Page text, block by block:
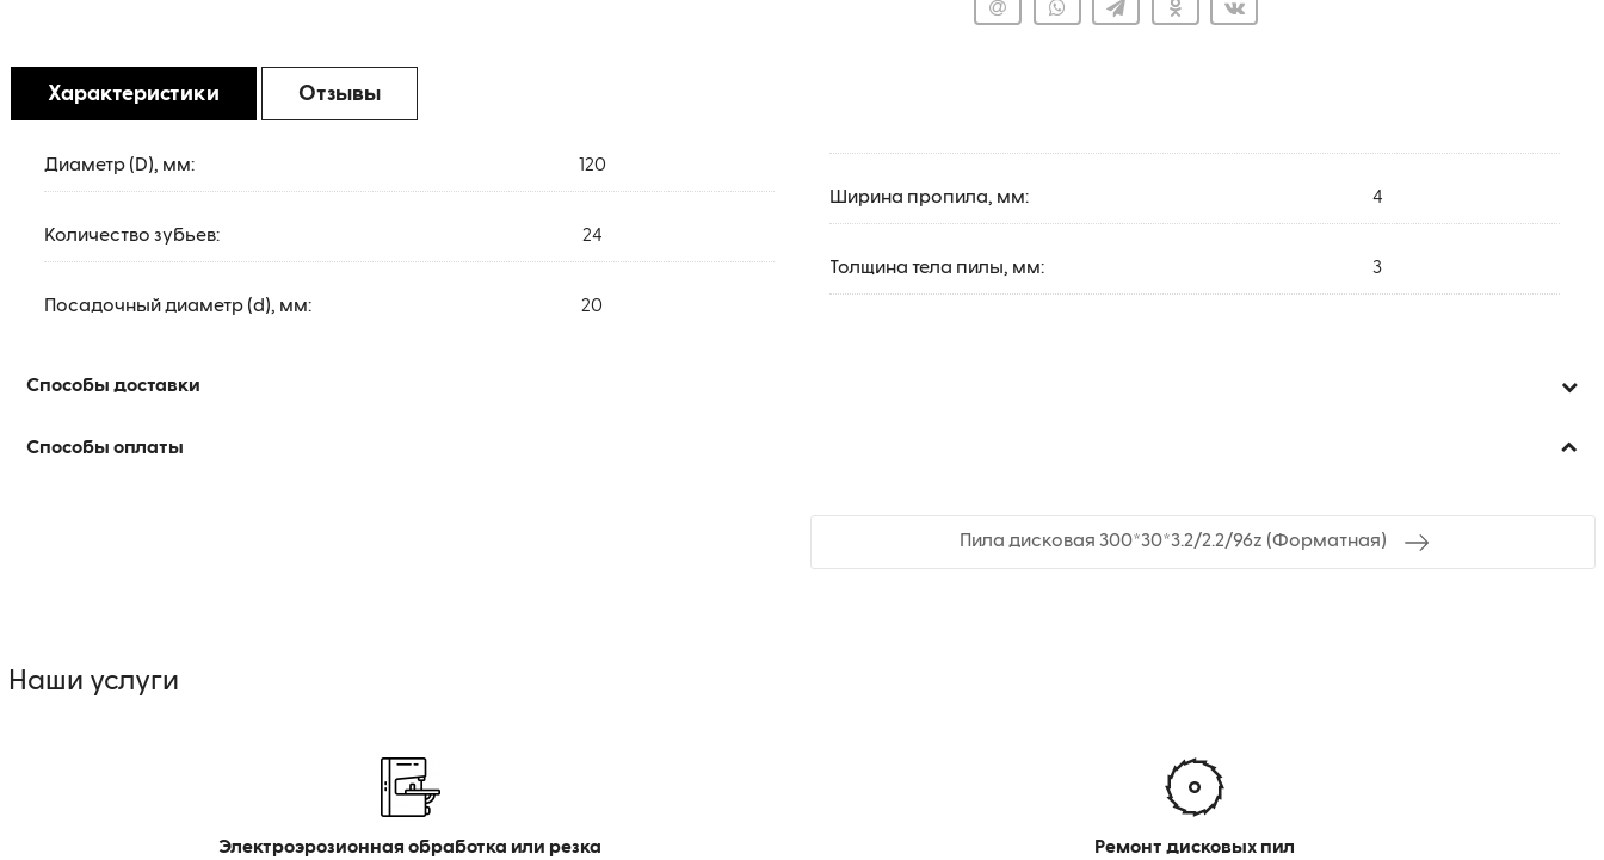
Характеристики Отзывы
Диаметр (D), мм: 120
Количество зубьев: 24
Посадочный диаметр (d), мм: 20
Ширина пропила, мм: 4
Толщина тела пилы, мм: 3
Способы доставки
Способы оплаты
Пила дисковая 300*30*3.2/2.2/96z (Форматная)
Наши услуги
Электроэрозионная обработка или резка Ремонт дисковых пил